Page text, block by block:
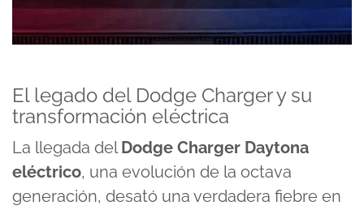
El legado del Dodge Charger y su
transformación eléctrica
La llegada delDodge Charger Daytona
eléctrico, una evolución de la octava
generación, desató una verdadera fiebre en